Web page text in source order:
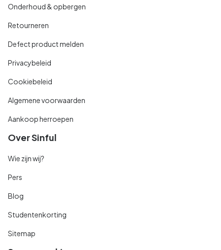
Onderhoud & opbergen
Retourneren
Defect product melden
Privacybeleid
Cookiebeleid
Algemene voorwaarden
Aankoop herroepen
Over Sinful
Wie zijn wij?
Pers
Blog
Studentenkorting
Sitemap